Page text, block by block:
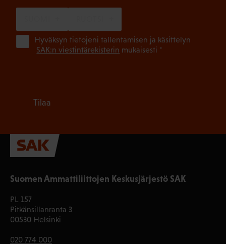
Suomen Ammattiliittojen Keskusjärjestö SAK
PL 157
Pitkänsillanranta 3
00530 Helsinki
020 774 000
Hyväksyn tietojeni tallentamisen ja käsittelyn
SAK:n viestintärekisterin mukaisesti *
Tilaa